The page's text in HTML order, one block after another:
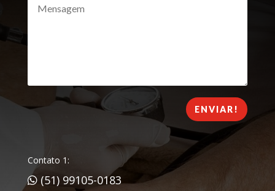
ENVIAR!
Contato 1:
(51) 99105-0183